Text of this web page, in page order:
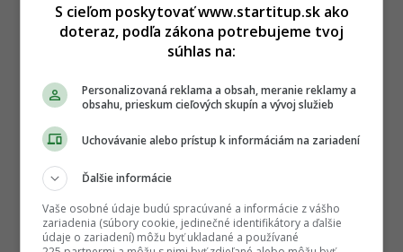
S cieľom poskytovať www.startitup.sk ako
doteraz, podľa zákona potrebujeme tvoj
súhlas na:
Personalizovaná reklama a obsah, meranie reklamy a
obsahu, prieskum cieľových skupín a vývoj služieb
Uchovávanie alebo prístup k informáciám na zariadení
Ďalšie informácie
Vaše osobné údaje budú spracúvané a informácie z vášho
zariadenia (súbory cookie, jedinečné identifikátory a ďalšie
údaje o zariadení) môžu byť ukladané a používané